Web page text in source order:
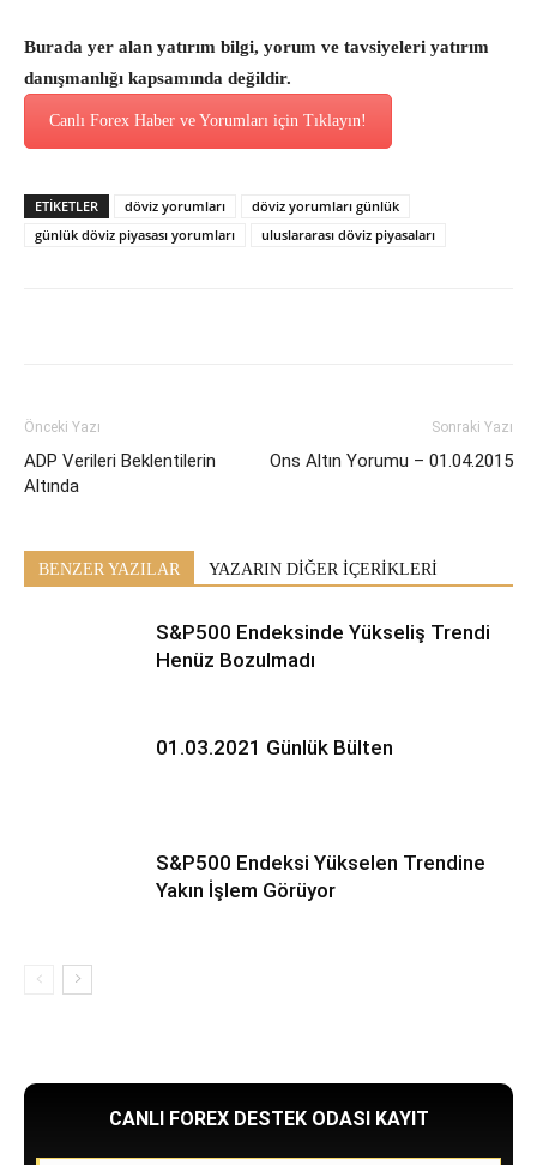
Burada yer alan yatırım bilgi, yorum ve tavsiyeleri yatırım
danışmanlığı kapsamında değildir.
Canlı Forex Haber ve Yorumları için Tıklayın!
ETİKETLER döviz yorumları
döviz yorumları günlük
günlük döviz piyasası yorumları
uluslararası döviz piyasaları
Önceki Yazı
ADP Verileri Beklentilerin
Altında
Sonraki Yazı
Ons Altın Yorumu – 01.04.2015
BENZER YAZILAR YAZARIN DİĞER İÇERİKLERİ
S&P500 Endeksinde Yükseliş Trendi
Henüz Bozulmadı
01.03.2021 Günlük Bülten
S&P500 Endeksi Yükselen Trendine
Yakın İşlem Görüyor
CANLI FOREX DESTEK ODASI KAYIT